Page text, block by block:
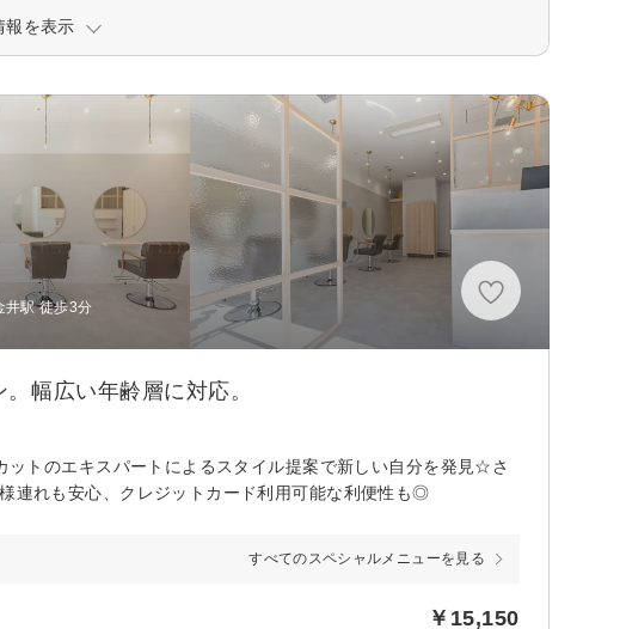
報を表示
井駅 徒歩3分
幅広い年齢層に対応。
ットのエキスパートによるスタイル提案で新しい自分を発見☆さ
連れも安心、クレジットカード利用可能な利便性も◎
すべてのスペシャルメニューを見る
￥15,150